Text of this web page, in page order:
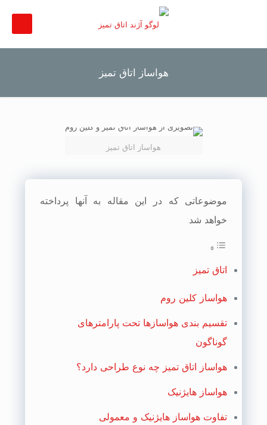
هواساز اتاق تمیز
هواساز اتاق تمیز
موضوعاتی که در این مقاله به آنها پرداخته
خواهد شد:
اتاق تمیز
هواساز کلین روم
تقسیم بندی هواسازها تحت پارامترهای
گوناگون
هواساز اتاق تمیز چه نوع طراحی دارد؟
هواساز هایژنیک
تفاوت هواساز هایژنیک و معمولی